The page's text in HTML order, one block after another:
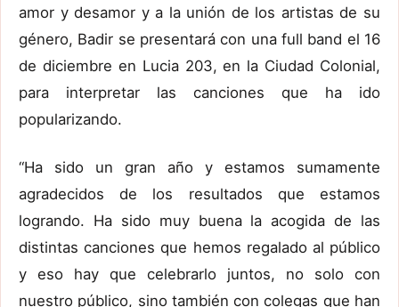
amor y desamor y a la unión de los artistas de su
género, Badir se presentará con una full band el 16
de diciembre en Lucia 203, en la Ciudad Colonial,
para interpretar las canciones que ha ido
popularizando.
“Ha sido un gran año y estamos sumamente
agradecidos de los resultados que estamos
logrando. Ha sido muy buena la acogida de las
distintas canciones que hemos regalado al público
y eso hay que celebrarlo juntos, no solo con
nuestro público, sino también con colegas que han